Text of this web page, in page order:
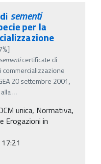
sementi
per la
sementicertificate di
commercializzazione
20 settembre 2001,
…
unica, Normativa,
Erogazioni in